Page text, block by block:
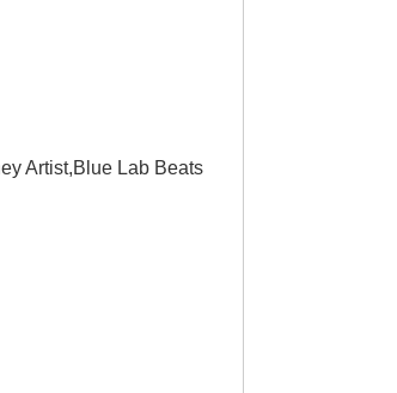
Artist,Blue Lab Beats